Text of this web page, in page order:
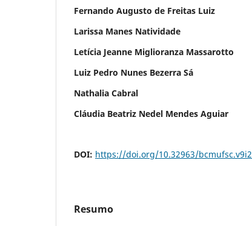
Fernando Augusto de Freitas Luiz
Larissa Manes Natividade
Letícia Jeanne Miglioranza Massarotto
Luiz Pedro Nunes Bezerra Sá
Nathalia Cabral
Cláudia Beatriz Nedel Mendes Aguiar
DOI: https://doi.org/10.32963/
Resumo